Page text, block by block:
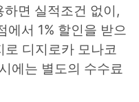
면 실적조건 없이,
에서 1% 할인을 받으
로 디지로카 모나코
에는 별도의 수수료